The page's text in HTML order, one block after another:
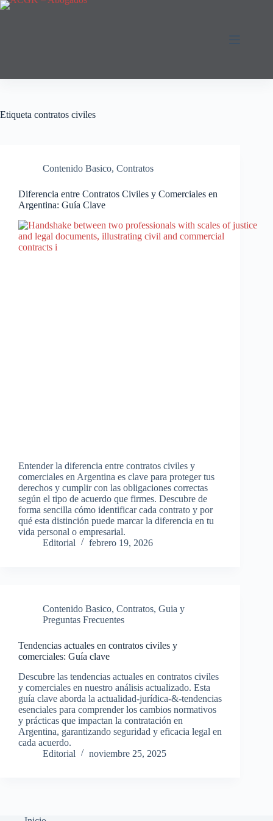
Saltar
Etiqueta contratos civiles
Contenido Basico, Contratos
Diferencia entre Contratos Civiles y Comerciales en
Argentina: Guía Clave
Entender la diferencia entre contratos civiles y
comerciales en Argentina es clave para proteger tus
derechos y cumplir con las obligaciones correctas
según el tipo de acuerdo que firmes. Descubre de
forma sencilla cómo identificar cada contrato y por
qué esta distinción puede marcar la diferencia en tu
vida personal o empresarial.
Editorial
febrero 19, 2026
Contenido Basico, Contratos, Guia y
Preguntas Frecuentes
Tendencias actuales en contratos civiles y
comerciales: Guía clave
Descubre las tendencias actuales en contratos civiles
y comerciales en nuestro análisis actualizado. Esta
guía clave aborda la actualidad-jurídica-&-tendencias
esenciales para comprender los cambios normativos
y prácticas que impactan la contratación en
Argentina, garantizando seguridad y eficacia legal en
cada acuerdo.
Editorial
noviembre 25, 2025